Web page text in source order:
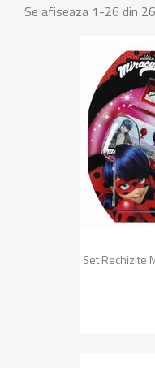
Se afiseaza 1-26 din
Set Rechizite